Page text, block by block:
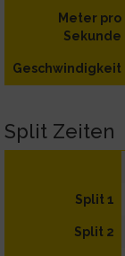
Meter pro
Sekunde
Geschwindigkeit
Split Zeiten
Split 1
Split 2